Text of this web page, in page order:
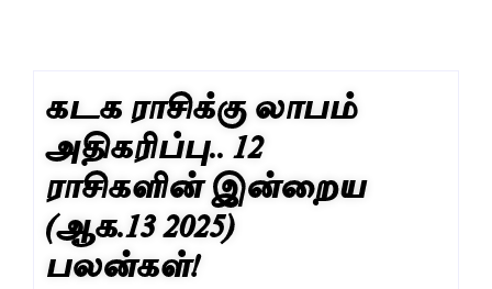
கடக ராசிக்கு லாபம்
அதிகரிப்பு.. 12
ராசிகளின் இன்றைய
(ஆக.13 2025)
பலன்கள்!